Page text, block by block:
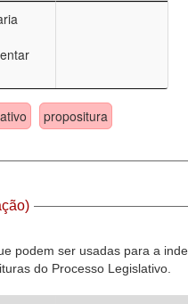
propositura
podem ser usadas para a
do Processo Legislativo.